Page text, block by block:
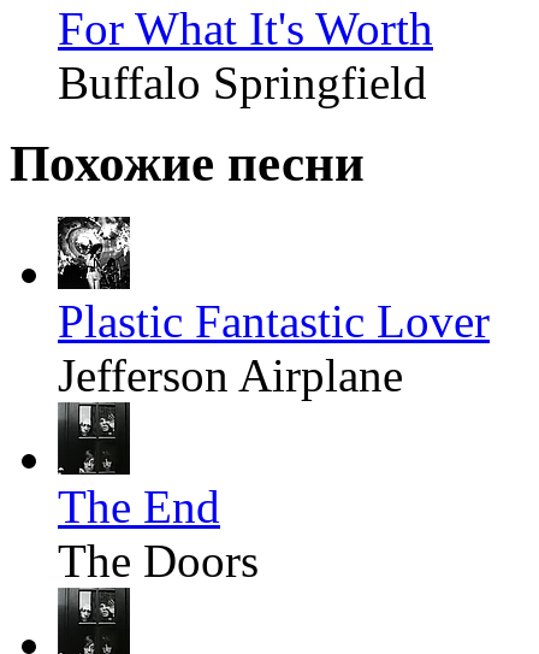
For What It's Worth
Buffalo Springfield
Похожие песни
Plastic Fantastic Lover
Jefferson Airplane
The End
The Doors